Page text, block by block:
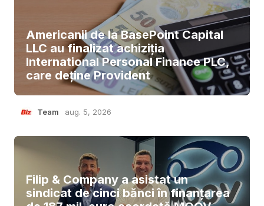
Americanii de la BasePoint Capital
LLC au finalizat achiziția
International Personal Finance PLC,
care deține Provident
Team aug. 5, 2026
Filip & Company a asistat un
sindicat de cinci bănci în finanțarea